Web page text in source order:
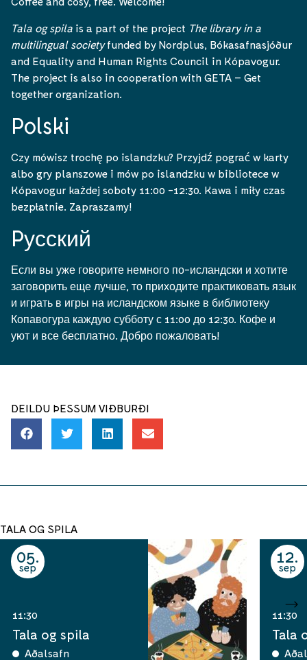
Tala og spila is a part of the project The library in a
multilingual societyfunded by Nordplus, Bókasafnasjóður
and Equality and Human Rights Council in Kópavogur.
The project is also in cooperation with GETA – Get
together organization.
Polski
Czy mówisz trochę po islandzku? Przyjdź pograć w karty
albo gry planszowe i mów po islandzku w bibliotece w
Kópavogur każdej soboty 11:00 -12:30. Kawa i miły czas
bezpłatnie. Zapraszamy!
Pусский
Если вы уже говорите немного по-исландски и хотите
заговорить еще лучше, то приходите практиковать язык
и играть в игры на исландском языке в библиотеку
Копавогура каждую субботу с 11:00 до 12:30. Кофе и
уют и все бесплатно. Добро пожаловать!
DEILDU ÞESSUM VIÐBURÐI
TALA OG SPILA
05
sep
11:30
Tala og spila
Aðalsafn
12
sep
11:30
Tala